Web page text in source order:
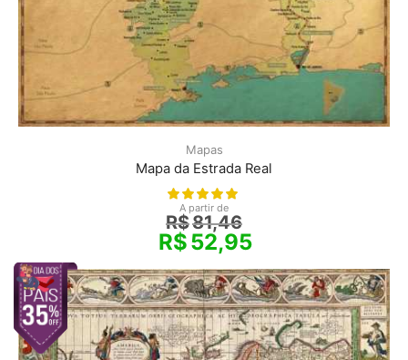
Mapas
Mapa da Estrada Real
A partir de
R$81,46
R$52,95